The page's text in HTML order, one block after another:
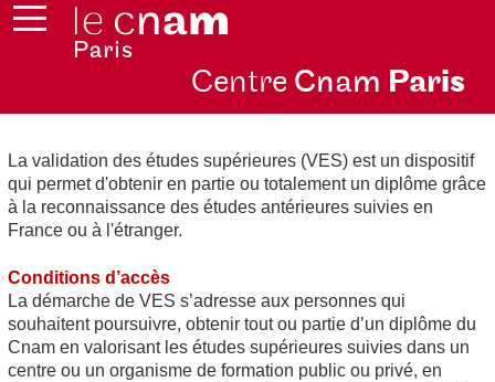
Centre Cnam Paris
La validation des études supérieures(VES) est un dispositif
qui permet d'obtenir en partie ou totalement un diplôme grâce
à la reconnaissance des études antérieures suivies en
France ou à l'étranger.
Conditions d’accès
La démarche de VES s’adresse aux personnes qui
souhaitent poursuivre, obtenir tout ou partie d’un diplôme du
Cnam en valorisant les études supérieures suivies dans un
centre ou un organisme de formation public ou privé, en